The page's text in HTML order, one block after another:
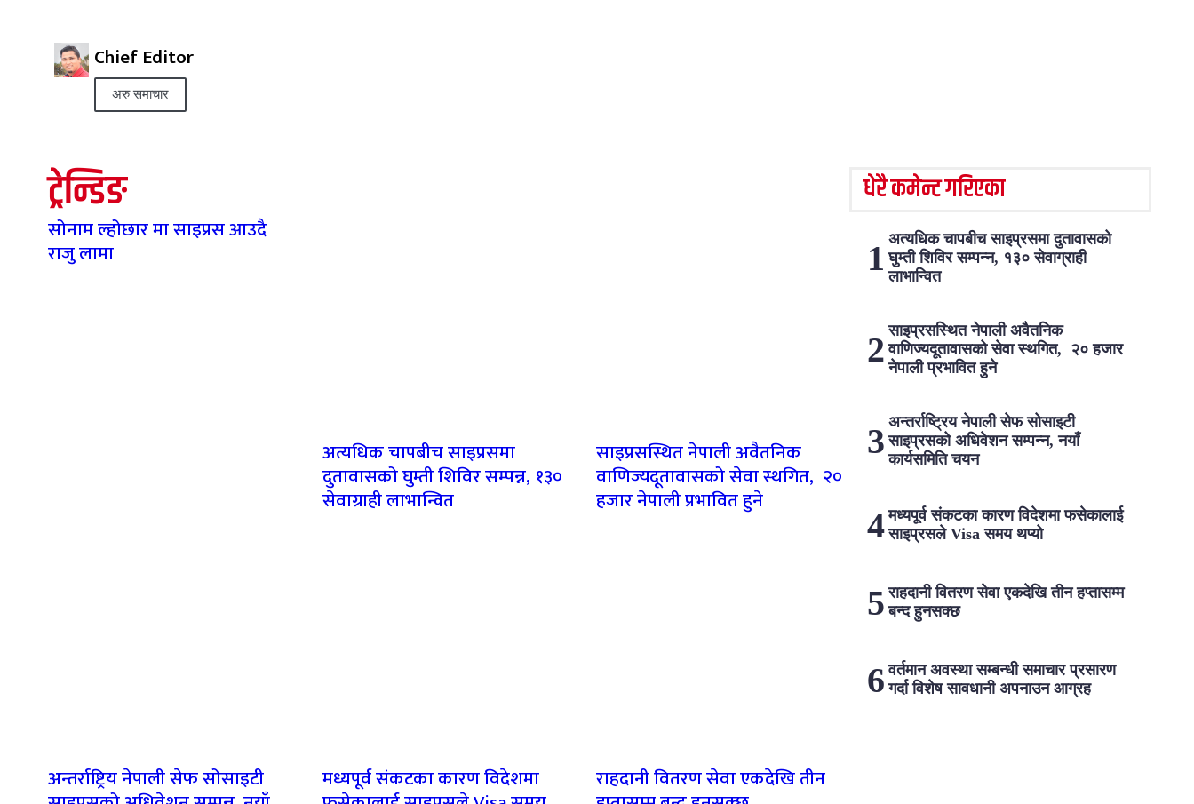
Chief Editor
अरु समाचार
ट्रेन्डिङ
सोनाम ल्होछार मा साइप्रस आउदै
राजु लामा
अत्यधिक चापबीच साइप्रसमा
दुतावासको घुम्ती शिविर सम्पन्न, १३०
सेवाग्राही लाभान्वित
साइप्रसस्थित नेपाली अवैतनिक
वाणिज्यदूतावासको सेवा स्थगित, २०
हजार नेपाली प्रभावित हुने
अन्तर्राष्ट्रिय नेपाली सेफ सोसाइटी मध्यपूर्व संकटका कारण विदेशमा राहदानी वितरण सेवा एकदेखि तीन
धेरै कमेन्ट गरिएका
अत्यधिक चापबीच साइप्रसमा दुतावासको
घुम्ती शिविर सम्पन्न, १३० सेवाग्राही
लाभान्वित
साइप्रसस्थित नेपाली अवैतनिक
वाणिज्यदूतावासको सेवा स्थगित, २० हजार
नेपाली प्रभावित हुने
अन्तर्राष्ट्रिय नेपाली सेफ सोसाइटी
साइप्रसको अधिवेशन सम्पन्न, नयाँ
कार्यसमिति चयन
मध्यपूर्व संकटका कारण विदेशमा फसेकालाई
साइप्रसले Visa समय थप्यो
राहदानी वितरण सेवा एकदेखि तीन हप्तासम्म
बन्द हुनसक्छ
वर्तमान अवस्था सम्बन्धी समाचार प्रसारण
गर्दा विशेष सावधानी अपनाउन आग्रह